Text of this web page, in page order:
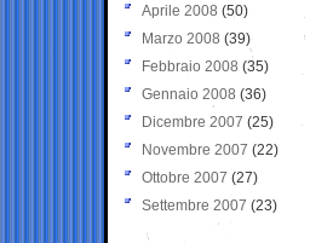
Aprile 2008 (50)
Marzo 2008 (39)
Febbraio 2008 (35)
Gennaio 2008 (36)
Dicembre 2007 (25)
Novembre 2007 (22)
Ottobre 2007 (27)
Settembre 2007 (23)